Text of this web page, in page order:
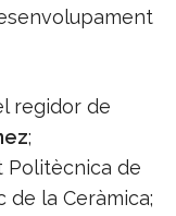
regidor de
;
Politècnica de
de la Ceràmica;